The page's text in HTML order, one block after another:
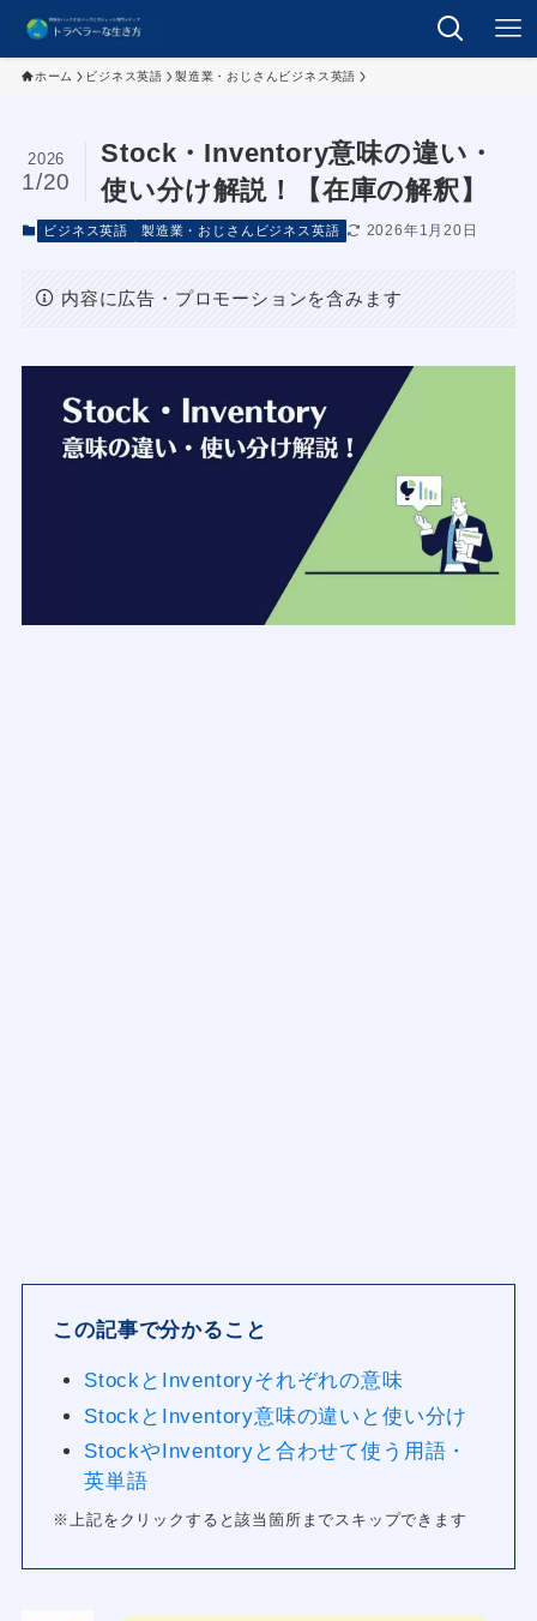
ホーム ビジネス英語 製造業・おじさんビジネス英語
Stock・Inventory意味の違い・
使い分け解説！【在庫の解釈】
2026
1/20
ビジネス英語 製造業・おじさんビジネス英語 2026年1月20日
内容に広告・プロモーションを含みます
この記事で分かること
StockとInventoryそれぞれの意味
StockとInventory意味の違いと使い分け
StockやInventoryと合わせて使う用語・
英単語
※上記をクリックすると該当箇所までスキップできます